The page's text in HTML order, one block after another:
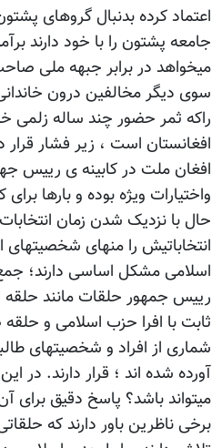
اعتماد کرده بدنبال گروهای
جامعه پشتون را با خود دارند
میخواهد در برابر جبهه ملی
سوی دیگر مخالفین درون
راکه ثمر حضور چند ساله زلمی
افغانستان است ، زیر فشار
افغان ملت در کابینه ی رییس
واختیارات ویژه بوده و بارها
حال با نزدیک شدن زمان
انتخاباتیش را منهای
اسلامی مشکل اساسی دارند؛
رییس جمهور حلقات مانند حلقه
ثابت با افرا حزب اسلامی و
شماری از افراد و شخصیتهای
آورده شده اند ؛ قرار دارند. در
میتواند باشد؟ پاسخ دقیق
برخی ناظرین باور دارند که